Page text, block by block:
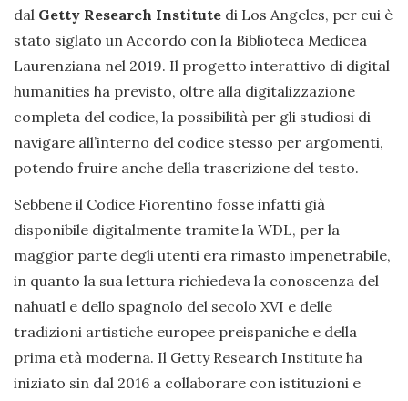
dal Getty Research Institute di Los Angeles, per cui è
stato siglato un Accordo con la Biblioteca Medicea
Laurenziana nel 2019. Il progetto interattivo di digital
humanities ha previsto, oltre alla digitalizzazione
completa del codice, la possibilità per gli studiosi di
navigare all’interno del codice stesso per argomenti,
potendo fruire anche della trascrizione del testo.
Sebbene il Codice Fiorentino fosse infatti già
disponibile digitalmente tramite la WDL, per la
maggior parte degli utenti era rimasto impenetrabile,
in quanto la sua lettura richiedeva la conoscenza del
nahuatl e dello spagnolo del secolo XVI e delle
tradizioni artistiche europee preispaniche e della
prima età moderna. Il Getty Research Institute ha
iniziato sin dal 2016 a collaborare con istituzioni e